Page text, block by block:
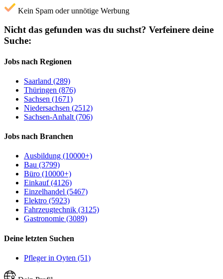
Kein Spam oder unnötige Werbung
Nicht das gefunden was du suchst? Verfeinere deine
Suche:
Jobs nach Regionen
Saarland (289)
Thüringen (876)
Sachsen (1671)
Niedersachsen (2512)
Sachsen-Anhalt (706)
Jobs nach Branchen
Ausbildung (10000+)
Bau (3799)
Büro (10000+)
Einkauf (4126)
Einzelhandel (5467)
Elektro (5923)
Fahrzeugtechnik (3125)
Gastronomie (3089)
Deine letzten Suchen
Pfleger in Oyten (51)